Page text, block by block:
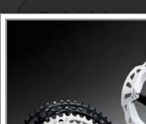
Dodaj do